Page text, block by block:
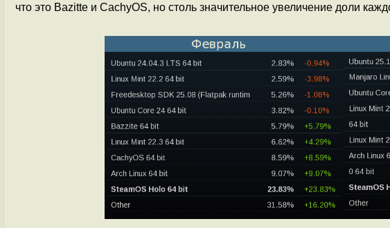
что это Bazitte и CachyOS, но столь значительное увеличение доли